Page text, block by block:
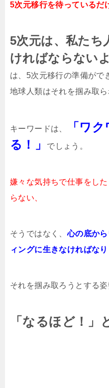
5次元移行を待っているだ
5次元は、私たち
ければならない
は、5次元移行の準備がで
地球人類はそれを掴み取ら
キーワードは、
「ワ
る！」
でしょう。
嫌々な気持ちで仕事をし
らない、
そうではなく、心の底か
ィングに生きなければなり
それを掴み取ろうとする
「なるほど！」